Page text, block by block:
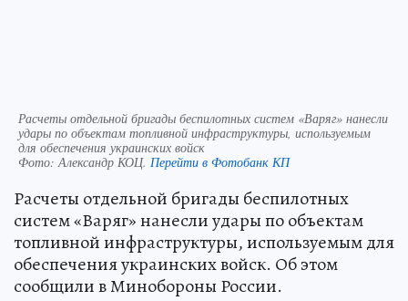
Расчеты отдельной бригады беспилотных систем «Варяг» нанесли
удары по объектам топливной инфраструктуры, используемым
для обеспечения украинских войск
Фото:Александр КОЦ. Перейти в Фотобанк КП
Расчеты отдельной бригады беспилотных
систем «Варяг» нанесли удары по объектам
топливной инфраструктуры, используемым для
обеспечения украинских войск. Об этом
сообщили в Минобороны России.